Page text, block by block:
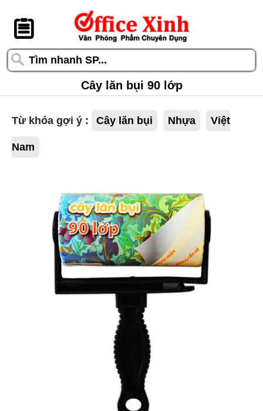
󰆎
Cây lăn bụi 90 lớp
Từ khóa gợi ý : Cây lăn bụi Nhựa Việt
Nam